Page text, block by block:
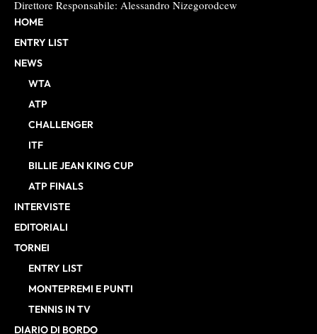
Direttore Responsabile: Alessandro Nizegorodcew
HOME
ENTRY LIST
NEWS
WTA
ATP
CHALLENGER
ITF
BILLIE JEAN KING CUP
ATP FINALS
INTERVISTE
EDITORIALI
TORNEI
ENTRY LIST
MONTEPREMI E PUNTI
TENNIS IN TV
DIARIO DI BORDO